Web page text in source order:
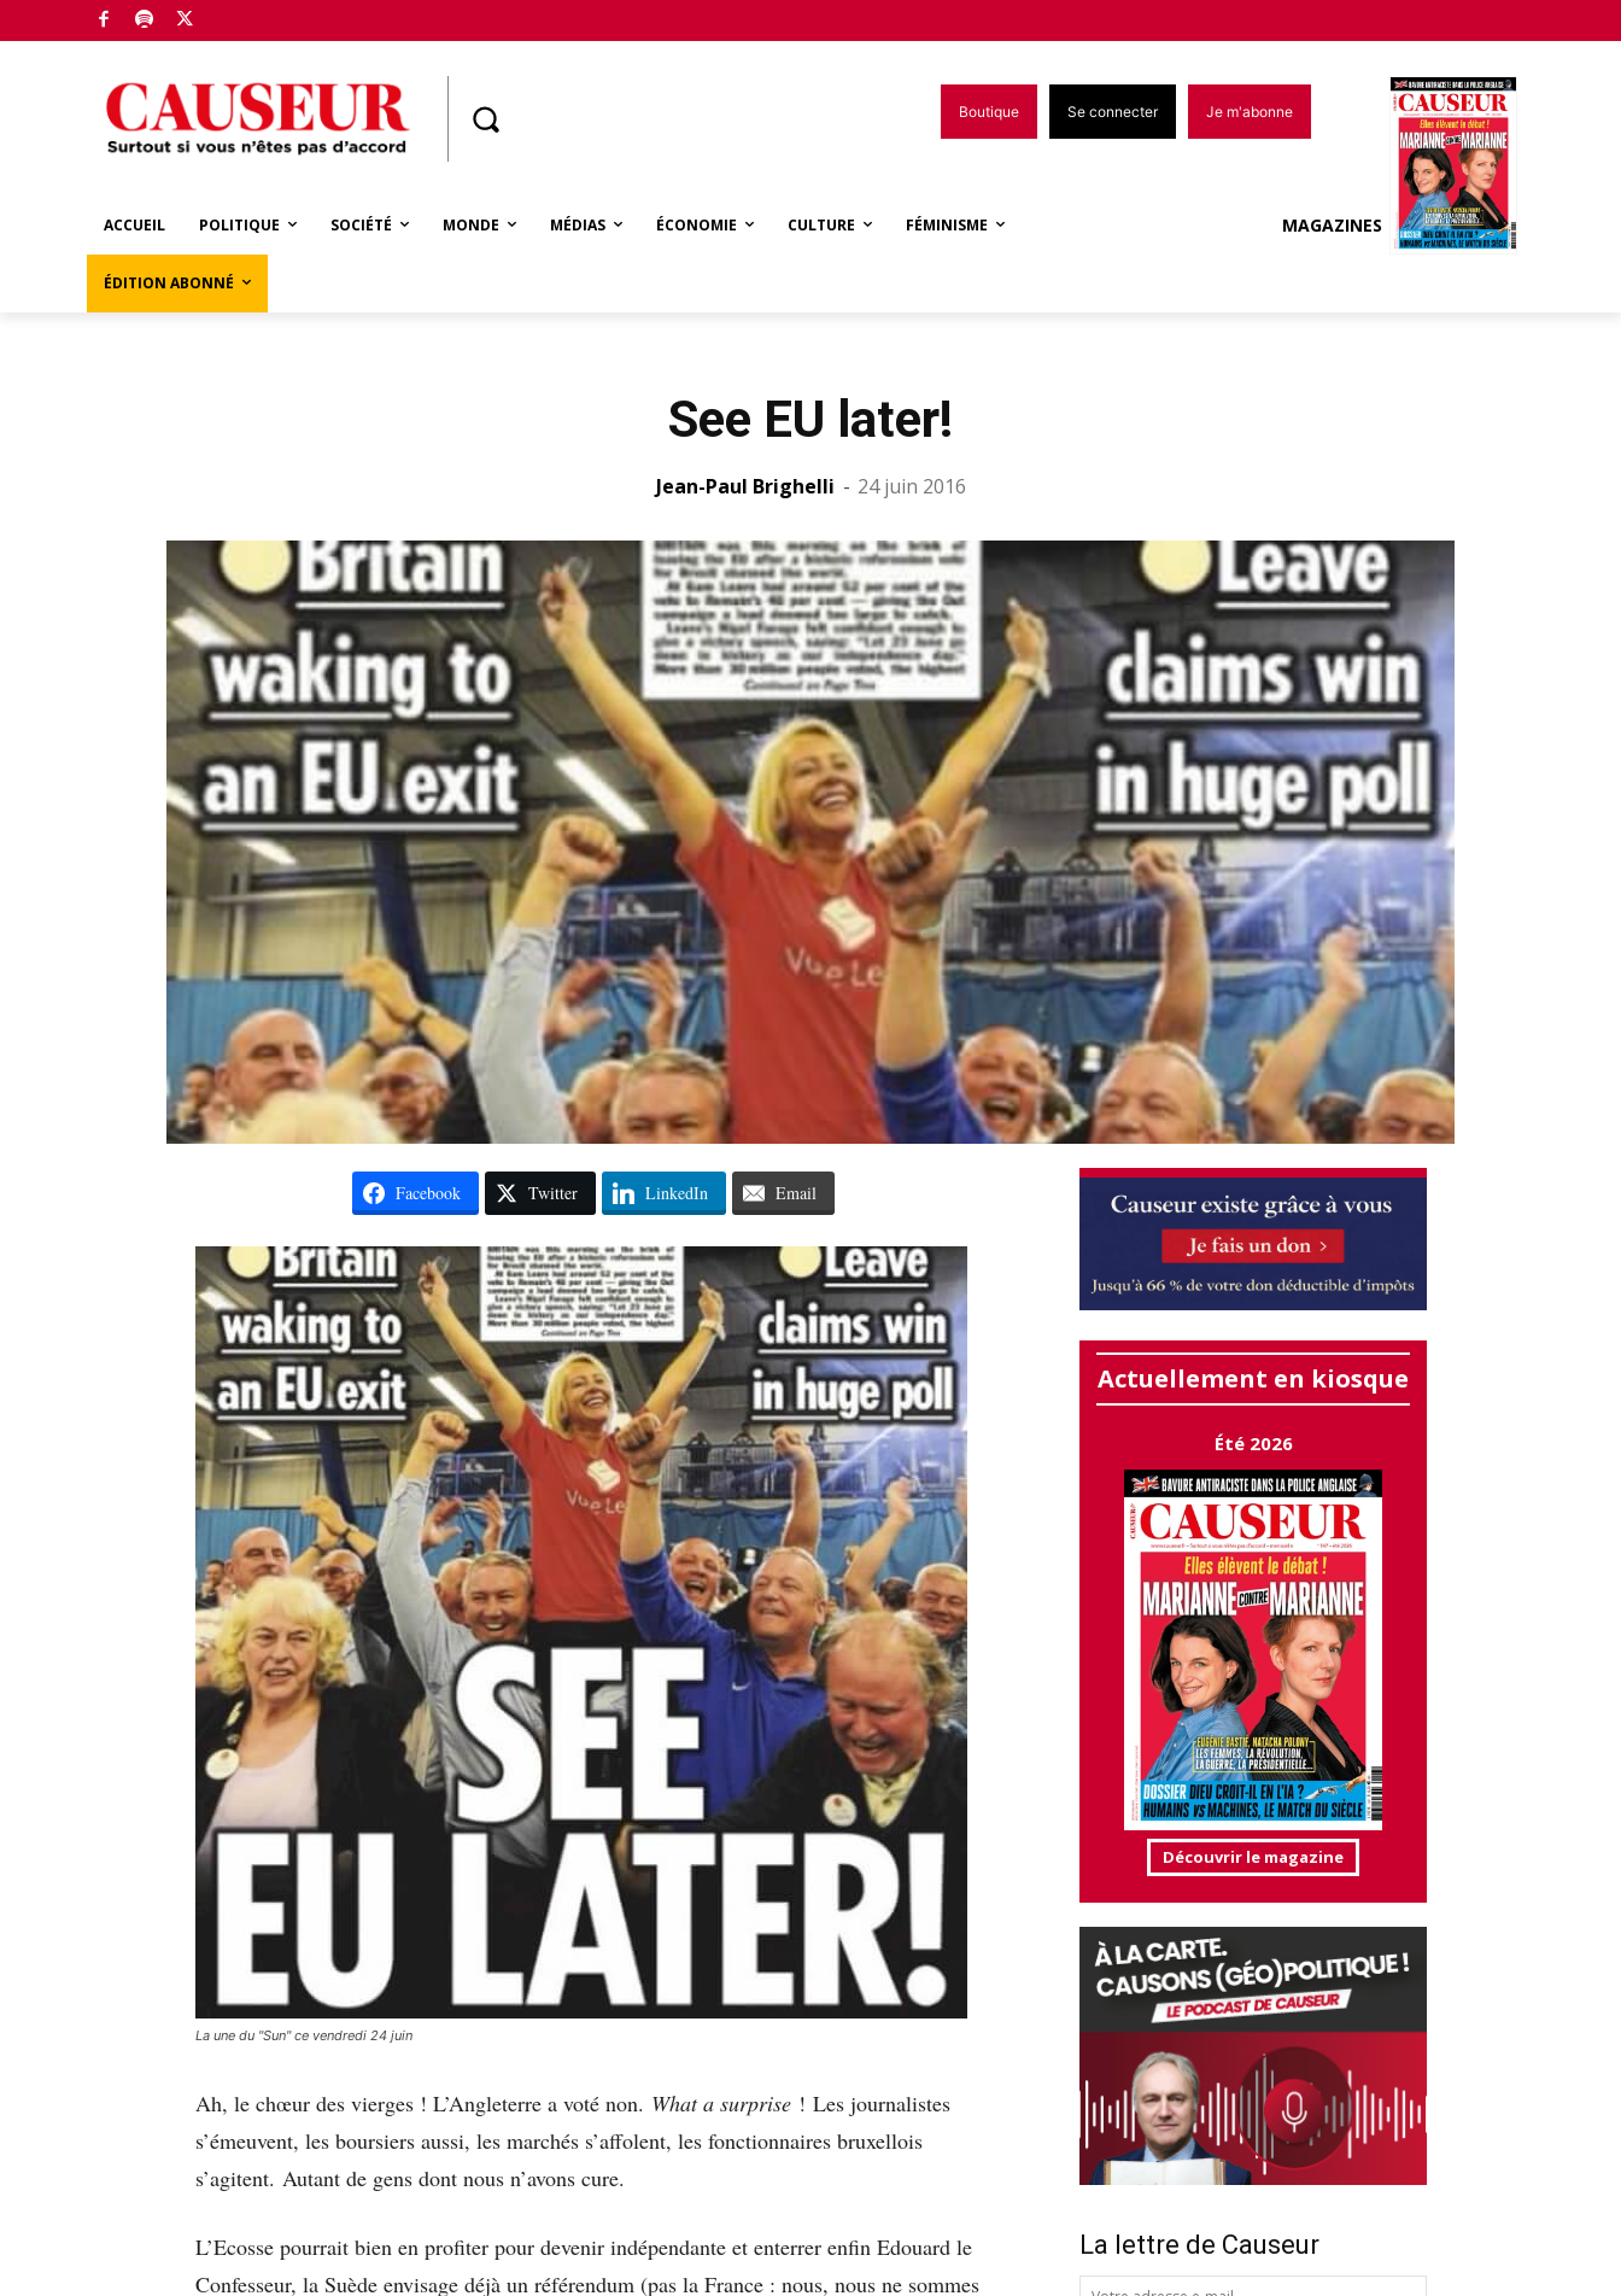
Boutique Se connecter Je m'abonne
ACCUEIL POLITIQUE SOCIÉTÉ MONDE MÉDIAS ÉCONOMIE CULTURE FÉMINISME
ÉDITION ABONNÉ
MAGAZINES
See EU later!
Jean-Paul Brighelli - 24 juin 2016
Facebook Twitter LinkedIn Email
La une du "Sun" ce vendredi 24 juin
Ah, le chœur des vierges ! L’Angleterre a voté non. What a surprise ! Les journalistes
s’émeuvent, les boursiers aussi, les marchés s’affolent, les fonctionnaires bruxellois
s’agitent. Autant de gens dont nous n’avons cure.
L’Ecosse pourrait bien en profiter pour devenir indépendante et enterrer enfin Edouard le
Confesseur, la Suède envisage déjà un référendum (pas la France : nous, nous ne sommes
Actuellement en kiosque
Été 2026
Découvrir le magazine
La lettre de Causeur